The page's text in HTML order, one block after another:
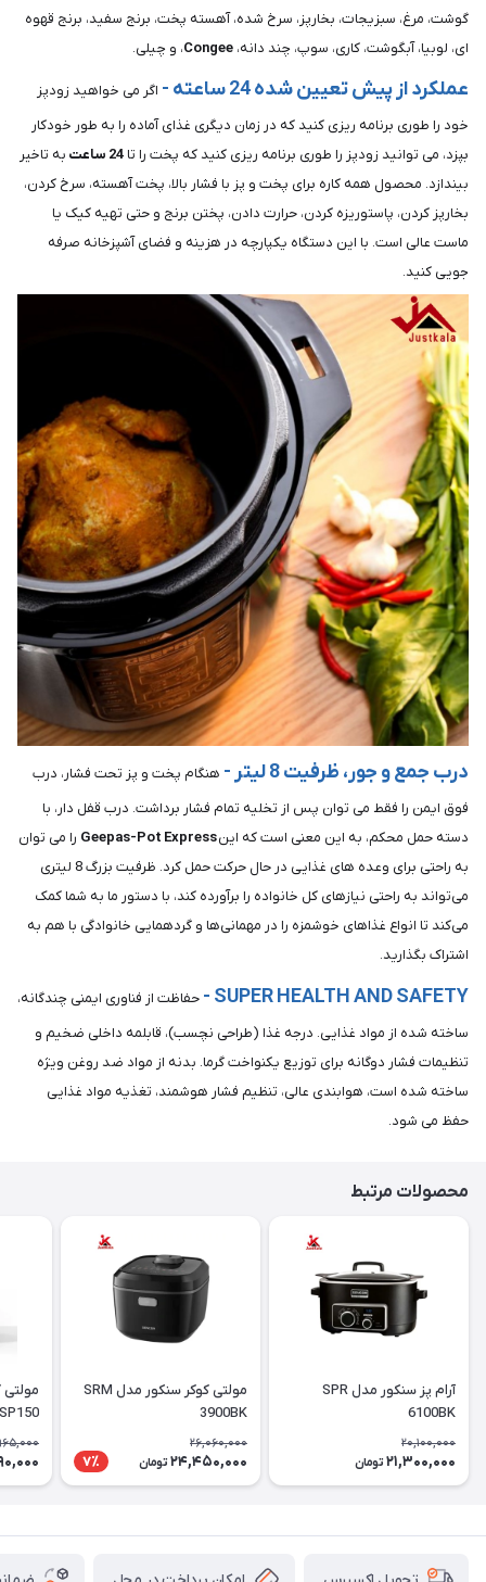
گوشت، مرغ، سبزیجات، بخارپز، سرخ شده، آهسته پخت، برنج سفید، برنج قهوه
ای، لوبیا، آبگوشت، کاری، سوپ، چند دانه، Congee، و چیلی.
عملکرد از پیش تعیین شده 24 ساعته -
اگر می خواهید زودپز
خود را طوری برنامه ریزی کنید که در زمان دیگری غذای آماده را به طور خودکار
بپزد، می توانید زودپز را طوری برنامه ریزی کنید که پخت را تا 24 ساعت به تاخیر
بیندازد. محصول همه کاره برای پخت و پز با فشار بالا، پخت آهسته، سرخ کردن،
بخارپز کردن، پاستوریزه کردن، حرارت دادن، پختن برنج و حتی تهیه کیک یا
ماست عالی است. با این دستگاه یکپارچه در هزینه و فضای آشپزخانه صرفه
جویی کنید.
درب جمع و جور، ظرفیت 8 لیتر -
هنگام پخت و پز تحت فشار، درب
فوق ایمن را فقط می توان پس از تخلیه تمام فشار برداشت. درب قفل دار، با
دسته حمل محکم، به این معنی است که این
را می توان
به راحتی برای وعده های غذایی در حال حرکت حمل کرد. ظرفیت بزرگ 8 لیتری
می‌تواند به راحتی نیازهای کل خانواده را برآورده کند، با دستور ما به شما کمک
می‌کند تا انواع غذاهای خوشمزه را در مهمانی‌ها و گردهمایی خانوادگی با هم به
اشتراک بگذارید.
SUPER HEALTH AND SAFETY -
حفاظت از فناوری ایمنی چندگانه،
ساخته شده از مواد غذایی. درجه غذا (طراحی نچسب)، قابلمه داخلی ضخیم و
تنظیمات فشار دوگانه برای توزیع یکنواخت گرما. بدنه از مواد ضد روغن ویژه
ساخته شده است، هوابندی عالی، تنظیم فشار هوشمند، تغذیه مواد غذایی
حفظ می شود.
محصولات مرتبط
آرام پز سنکور مدل SPR
6100BK
20,100,000
21,300,000 تومان
مولتی کوکر سنکور مدل SRM
3900BK
26,060,000
24,450,000 تومان 7٪
SP150